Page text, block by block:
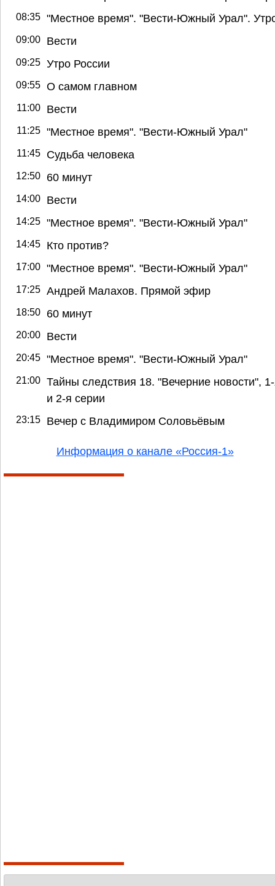
08:35 "Местное время". "Вести-Южный Урал".
09:00 Вести
09:25 Утро России
09:55 О самом главном
11:00 Вести
11:25 "Местное время". "Вести-Южный Урал"
11:45 Судьба человека
12:50 60 минут
14:00 Вести
14:25 "Местное время". "Вести-Южный Урал"
14:45 Кто против?
17:00 "Местное время". "Вести-Южный Урал"
17:25 Андрей Малахов. Прямой эфир
18:50 60 минут
20:00 Вести
20:45 "Местное время". "Вести-Южный Урал"
21:00 Тайны следствия 18. "Вечерние новости",
и 2-я серии
23:15 Вечер с Владимиром Соловьёвым
Информация о канале «Россия-1»